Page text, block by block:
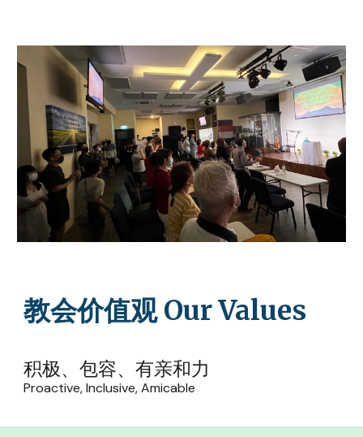
教会价值观 Our Values
积极、包容、有亲和力
Proactive, Inclusive, Amicable